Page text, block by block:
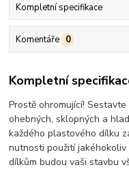
Kompletní specifikace
Komentáře 0
Kompletní
Prostě ohromující!
ohebných, sklopných a
každého plastového dílku
nutnosti použití
dílkům budou vaši stavbu